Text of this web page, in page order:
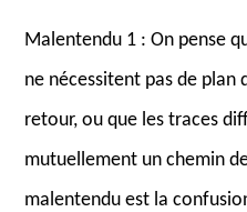
Malentendu 1 : On pense
ne nécessitent pas de plan
retour, ou que les traces
mutuellement un chemin
malentendu est la